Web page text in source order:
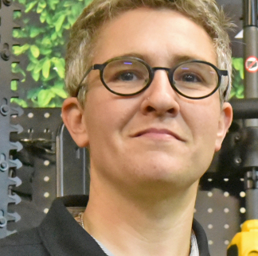
tiefe Preis der daraufhin
Funktion zunichte
und Garten kann der falsche
und kostspielig
Entscheid der Besuch im
in Hasle bei Burgdorf. Neben
an Maschinen,
Handwerk findet man dort ab
Geräte für den Garten und
von «DEWALT».
Sortiment im